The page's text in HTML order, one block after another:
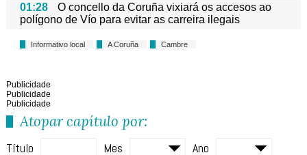
01:28
O concello da Coruña vixiará os accesos ao
polígono de Vío para evitar as carreira ilegais
Informativo local A Coruña Cambre
Publicidade
Publicidade
Publicidade
Atopar capítulo por:
Título Mes Ano